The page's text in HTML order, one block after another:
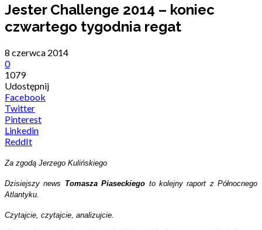
Jester Challenge 2014 – koniec
czwartego tygodnia regat
8 czerwca 2014
0
1079
Udostępnij
Facebook
Twitter
Pinterest
Linkedin
ReddIt
Za zgodą Jerzego Kulińskiego
Dzisiejszy news Tomasza Piaseckiego to kolejny raport z Północnego
Atlantyku.
Czytajcie, czytajcie, analizujcie.